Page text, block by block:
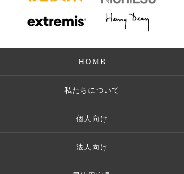
HOME
私たちについて
個人向け
法人向け